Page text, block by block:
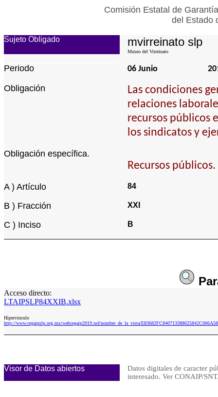
Comisión Estatal de
del Estado
Sujeto Obligado mvirreinato slp
Museo del Virreinato
Periodo 06 Junio
Obligación
Las condiciones
relaciones
recursos públicos
los sindicatos y
Obligación específica.
Recursos públicos.
A ) Artículo 84
B ) Fracción XXI
C ) Inciso B
Acceso directo:
LTAIPSLP84XXIB.xlsx
Hipervinculo
http://www.cegaipslp.org.mx/webcegaip2019.nsf/nombre_de_la_vista/
Visor de Datos abiertos
Datos digitales de caracter
interesado. Ver CONAIP/